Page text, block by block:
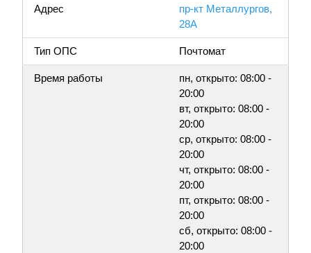
Адрес
пр-кт Металлургов,
28А
Тип ОПС Почтомат
Время работы
пн, открыто: 08:00 -
20:00
вт, открыто: 08:00 -
20:00
ср, открыто: 08:00 -
20:00
чт, открыто: 08:00 -
20:00
пт, открыто: 08:00 -
20:00
сб, открыто: 08:00 -
20:00